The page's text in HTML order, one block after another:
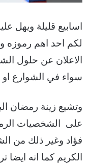
اسابيع قليلة ويهل
لكم احد اهم رموزه
الاعلان عن حلول
سواء في الشوارع او
وتشيع زينة رمضان
على الشخصيات
فؤاد وغير ذلك من
الكريم كما انه ايضا